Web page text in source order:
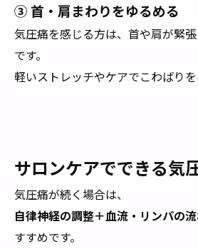
③ 首・肩まわりをゆるめる
気圧痛を感じる方は、首や肩が緊
です。
軽いストレッチやケアでこわばりを
サロンケアでできる気
気圧痛が続く場合は、
自律神経の調整＋血流・リンパの
すすめです。